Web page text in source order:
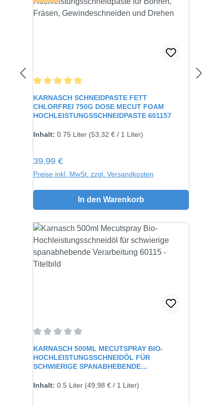
KARNASCH SCHNEIDPASTE FETT
CHLORFREI 750G DOSE MECUT FOAM
HOCHLEISTUNGSSCHNEIDPASTE 601157
Inhalt: 0.75 Liter (53,32 € / 1 Liter)
Regulärer Preis:
39,99 €
Preise inkl. MwSt. zzgl. Versandkosten
In den Warenkorb
KARNASCH 500ML MECUTSPRAY BIO-
HOCHLEISTUNGSSCHNEIDÖL FÜR
SCHWIERIGE SPANABHEBENDE
Inhalt: 0.5 Liter (49,98 € / 1 Liter)